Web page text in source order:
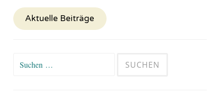
Aktuelle Beiträge
Suchen